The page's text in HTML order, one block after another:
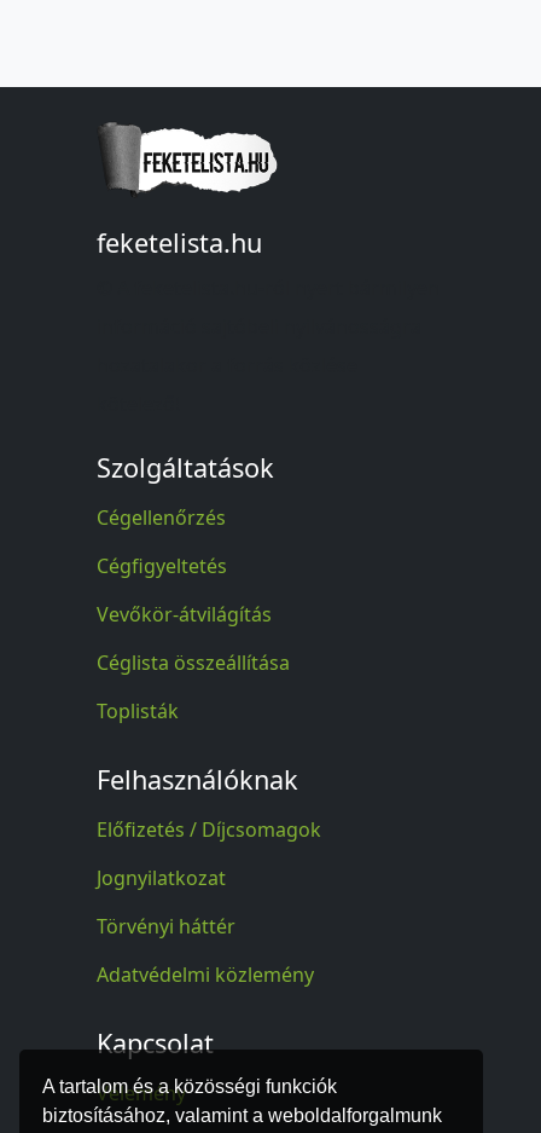
A tartalom és a közösségi funkciók
biztosításához, valamint a weboldalforgalmunk
feketelista.hu
Szolgáltatások
Cégellenőrzés
Cégfigyeltetés
Vevőkör-átvilágítás
Céglista összeállítása
Toplisták
Felhasználóknak
Előfizetés / Díjcsomagok
Jognyilatkozat
Törvényi háttér
Adatvédelmi közlemény
Kapcsolat
Vélemény